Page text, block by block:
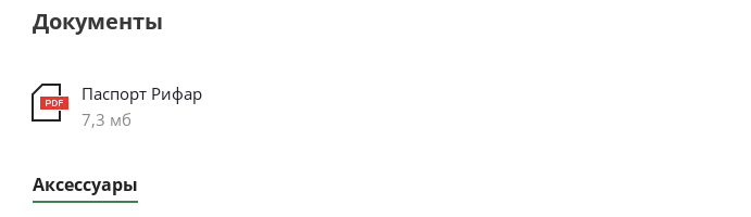
Документы
Паспорт Рифар
7,3 мб
Аксессуары